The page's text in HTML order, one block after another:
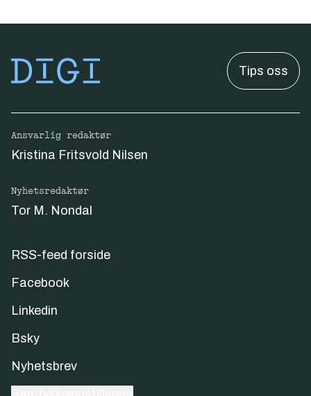
Tips oss
Ansvarlig redaktør
Kristina Fritsvold Nilsen
Nyhetsredaktør
Tor M. Nondal
RSS-feed forside
Facebook
Linkedin
Bsky
Nyhetsbrev